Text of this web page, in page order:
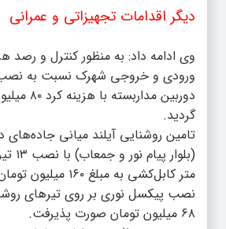
دیگر اقدامات تجهیزاتی و عمرانی
وی ادامه داد: به منظور کنترل و رصد
دوربین
گردید.
متر کابل‌کشی به مبلغ
نصب پیکسل نوری بر روی تیرهای
۶۸ میلیون تومان صورت پذیرفت.